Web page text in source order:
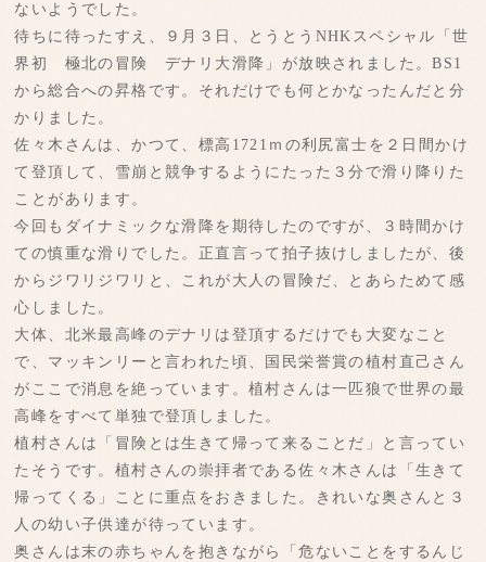
ないようでした。
待ちに待ったすえ、９月３日、とうとうNHKスペシャル「世
界初 極北の冒険 デナリ大滑降」が放映されました。BS1
から総合への昇格です。それだけでも何とかなったんだと分
かりました。
佐々木さんは、かつて、標高1721ｍの利尻富士を２日間かけ
て登頂して、雪崩と競争するようにたった３分で滑り降りた
ことがあります。
今回もダイナミックな滑降を期待したのですが、３時間かけ
ての慎重な滑りでした。正直言って拍子抜けしましたが、後
からジワリジワリと、これが大人の冒険だ、とあらためて感
心しました。
大体、北米最高峰のデナリは登頂するだけでも大変なこと
で、マッキンリーと言われた頃、国民栄誉賞の植村直己さん
がここで消息を絶っています。植村さんは一匹狼で世界の最
高峰をすべて単独で登頂しました。
植村さんは「冒険とは生きて帰って来ることだ」と言ってい
たそうです。植村さんの崇拝者である佐々木さんは「生きて
帰ってくる」ことに重点をおきました。きれいな奥さんと３
人の幼い子供達が待っています。
奥さんは末の赤ちゃんを抱きながら「危ないことをするんじ